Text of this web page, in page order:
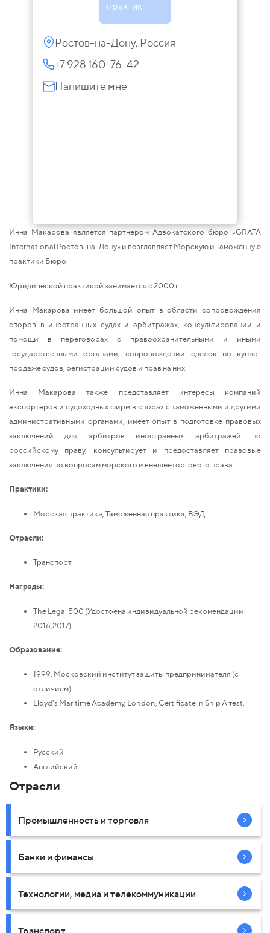
практик
Ростов-на-Дону, Россия
+7 928 160-76-42
Напишите мне
Инна Макарова является партнером Адвокатского бюро «GRATA
International Ростов-на-Дону» и возглавляет Mорскую и Таможенную
практики Бюро.
Юридической практикой занимается с 2000 г.
Инна Макарова имеет большой опыт в области сопровождения
споров в иностранных судах и арбитражах, консультировании и
помощи в переговорах с правоохранительными и иными
государственными органами, сопровождении сделок по купле-
продаже судов, регистрации судов и прав на них.
Инна Макарова также представляет интересы компаний
экспортеров и судоходных фирм в спорах с таможенными и другими
административными органами, имеет опыт в подготовке правовых
заключений для арбитров иностранных арбитражей по
российскому праву, консультирует и предоставляет правовые
заключения по вопросам морского и внешнеторгового права.
Практики:
Морская практика, Таможенная практика, ВЭД
Отрасли:
Транспорт
Награды:
The Legal 500 (Удостоена индивидуальной рекомендации
2016,2017)
Образование:
1999, Московский институт защиты предпринимателя (с
отличием)
Lloyd's Maritime Academy, London, Certificate in Ship Arrest.
Языки:
Русский
Английский
Отрасли
Промышленность и торговля
Банки и финансы
Технологии, медиа и телекоммуникации
Транспорт